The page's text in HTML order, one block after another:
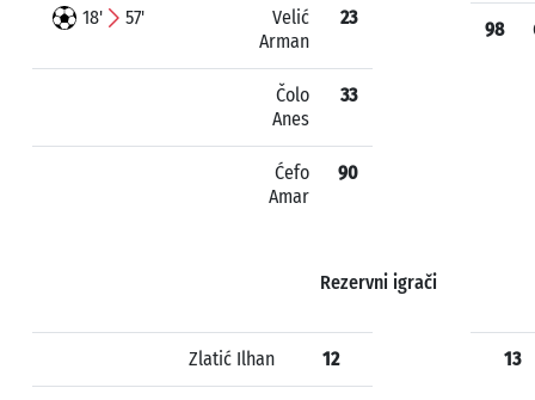
18' 57'
Velić
Arman
23
Čolo
Anes
33
Ćefo
Amar
90
98
Rezervni igrači
Zlatić Ilhan 12 13